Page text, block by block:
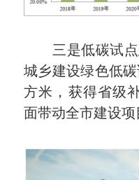
三是低碳试点
城乡建设绿色低
方米，获得省级
面带动全市建设项